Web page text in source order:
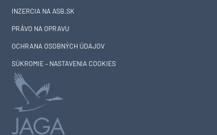
INZERCIA NA ASB.SK
PRÁVO NA OPRAVU
OCHRANA OSOBNÝCH ÚDAJOV
SÚKROMIE – NASTAVENIA COOKIES